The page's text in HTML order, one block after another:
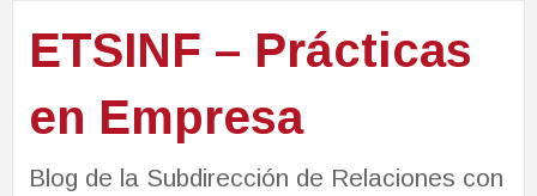
ETSINF – Prácticas
en Empresa
Blog de la Subdirección de Relaciones con